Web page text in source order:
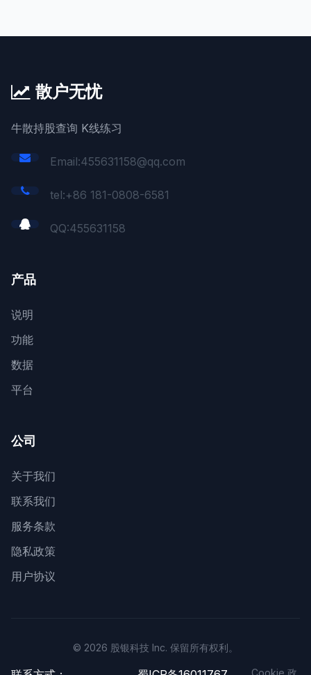
散户无忧
牛散持股查询 K线练习
Email:455631158@qq.com
tel:+86 181-0808-6581
QQ:455631158
产品
说明
功能
数据
平台
公司
关于我们
联系我们
服务条款
隐私政策
用户协议
© 2026 股银科技 Inc. 保留所有权利。
Cookie 政